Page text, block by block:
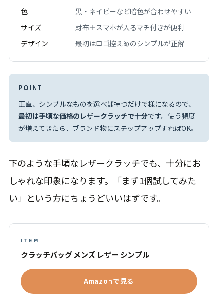
色
黒・ネイビーなど暗色が合わせやすい
サイズ
財布＋スマホが入るマチ付きが便利
デザイン
最初はロゴ控えめのシンプルが正解
POINT
正直、シンプルなものを選べば持つだけで様になるので、
最初は手頃な価格のレザークラッチで十分です。使う頻度
が増えてきたら、ブランド物にステップアップすればOK。
下のような手頃なレザークラッチでも、十分にお
しゃれな印象になります。「まず1個試してみた
い」という方にちょうどいいはずです。
ITEM
クラッチバッグ メンズ レザー シンプル
Amazonで見る